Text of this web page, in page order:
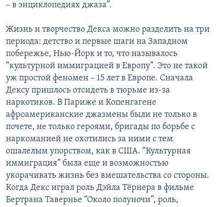
– в энциклопедиях джаза”.
Жизнь и творчество Декса можно разделить на три
периода: детство и первые шаги на Западном
побережье, Нью-Йорк и то, что называлось
“культурной иммиграцией в Европу”. Это не такой
уж простой феномен – 15 лет в Европе. Сначала
Дексу пришлось отсидеть в тюрьме из-за
наркотиков. В Париже и Копенгагене
афроамериканские джазмены были не только в
почете, не только героями, бригады по борьбе с
наркоманией не охотились за ними с тем
ошалелым упорством, как в США. “Культурная
иммиграция” была еще и возможностью
укорачивать жизнь без вмешательства со стороны.
Когда Декс играл роль Дэйла Тёрнера в фильме
Бертрана Тавернье “Около полуночи”, роль,